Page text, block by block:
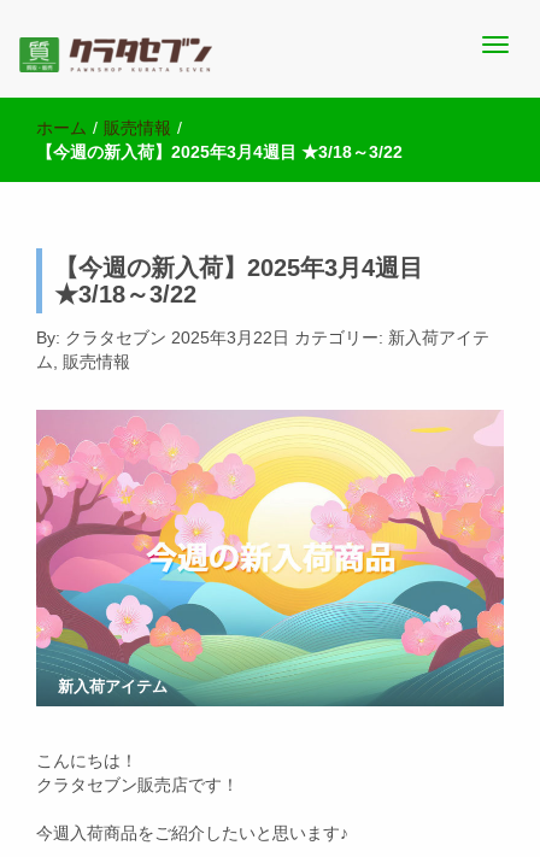
池袋の質屋クラタセブン 公式BLOG
績・販売商品情報や雑記をお届けします。
ホーム / 販売情報 /
【今週の新入荷】2025年3月4週目 ★3/18～3/22
【今週の新入荷】2025年3月4週目
★3/18～3/22
By: クラタセブン 2025年3月22日 カテゴリー: 新入荷アイテ
ム
販売情報
新入荷アイテム
こんにちは！
クラタセブン販売店です！
今週入荷商品をご紹介したいと思います♪